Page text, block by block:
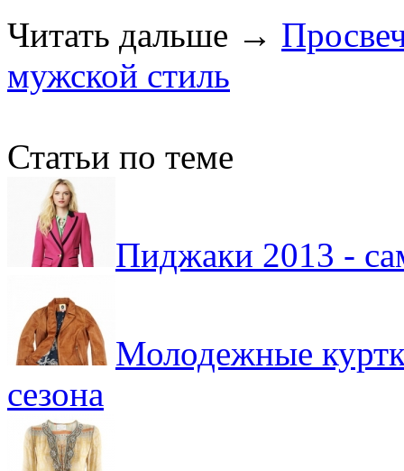
Читать дальше →
мужской стиль
Статьи по теме
Пиджаки 2013 -
Молодежные
сезона